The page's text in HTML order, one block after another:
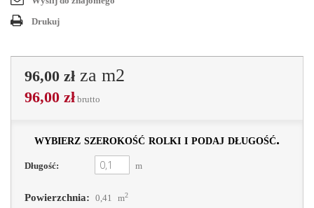
Drukuj
96,00 zł za m2
96,00 zł brutto
wybierz szerokość rolki i podaj długość.
Długość: m
Powierzchnia: 0,41 m2